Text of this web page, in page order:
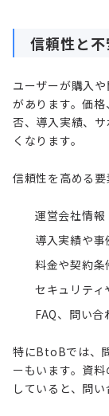
信頼性と
ユーザーが購入
があります。価
否、導入実績、
くなります。
信頼性を高める要
運営会社情報
導入実績や事
料金や契約条
セキュリティ
FAQ、問い
特にBtoBでは、
ーもいます。資
していると、問